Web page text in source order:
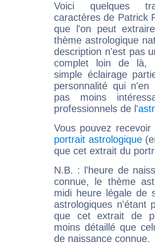
Voici quelques
caractères de Patrick
que l'on peut
thème astrologique
description n'est pas
complet loin de là,
simple éclairage
personnalité qui n'en
pas moins
professionnels de l'
Vous pouvez
portrait astrologique
que cet extrait du
N.B. : l'heure de
connue, le thème
midi heure légale de
astrologiques n'étant
que cet extrait de
moins détaillé que
de naissance connue.